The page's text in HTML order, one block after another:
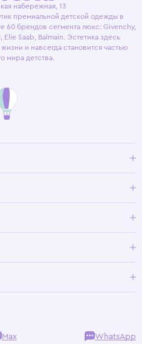
набережная, 13
премиальной детской одежды в
60 брендов сегмента люкс: Givenchy,
Saab, Balmain. Эстетика здесь
и навсегда становится частью
мира детства.
Max WhatsApp